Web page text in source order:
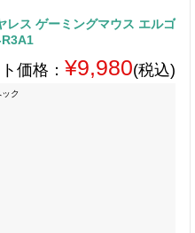
ス ゲーミングマウス エルゴ
価格： ¥9,980(税込)
ック